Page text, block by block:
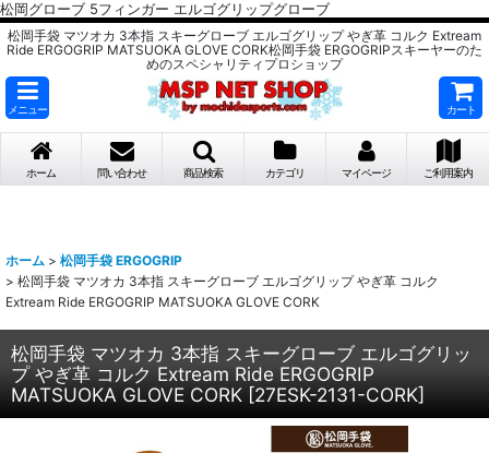
松岡グローブ 5フィンガー エルゴグリップグローブ
松岡手袋 マツオカ 3本指 スキーグローブ エルゴグリップ やぎ革 コルク Extream
Ride ERGOGRIP MATSUOKA GLOVE CORK松岡手袋 ERGOGRIPスキーヤーのた
めのスペシャリティプロショップ
メニュー カート
ホーム 問い合わせ 商品検索 カテゴリ マイページ ご利用案内
ホーム > 松岡手袋 ERGOGRIP
> 松岡手袋 マツオカ 3本指 スキーグローブ エルゴグリップ やぎ革 コルク
Extream Ride ERGOGRIP MATSUOKA GLOVE CORK
松岡手袋 マツオカ 3本指 スキーグローブ エルゴグリッ
プ やぎ革 コルク Extream Ride ERGOGRIP
MATSUOKA GLOVE CORK [27ESK-2131-CORK]